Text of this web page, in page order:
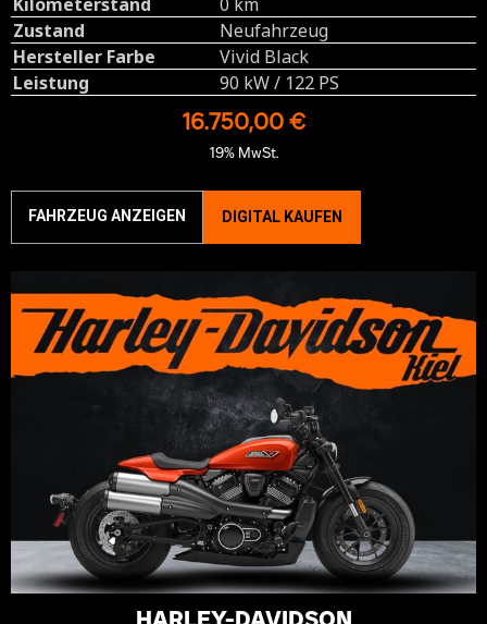
Zustand
Neufahrzeug
Hersteller Farbe
Vivid Black
Leistung
90 kW / 122 PS
16.750,00 €
19% MwSt.
FAHRZEUG ANZEIGEN DIGITAL KAUFEN